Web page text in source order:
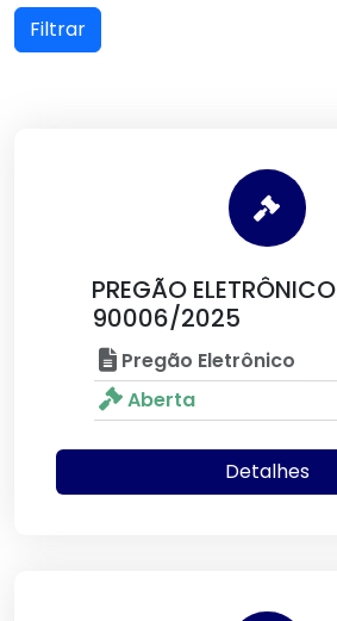
Filtrar
PREGÃO ELETRÔNICO
90006/2025
Pregão Eletrônico
Aberta
Detalhes